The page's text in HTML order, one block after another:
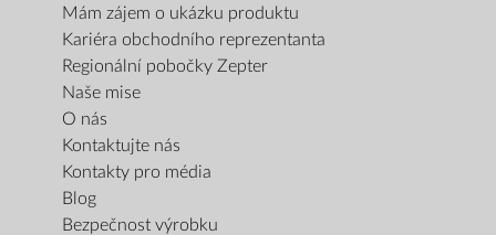
Mám zájem o ukázku produktu
Kariéra obchodního reprezentanta
Regionální pobočky Zepter
Naše mise
O nás
Kontaktujte nás
Kontakty pro média
Blog
Bezpečnost výrobku